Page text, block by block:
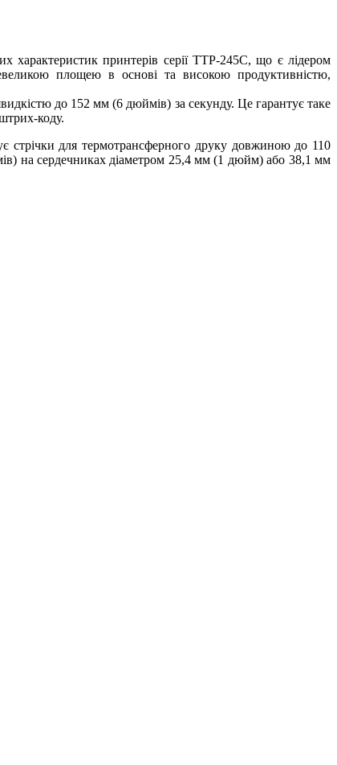
характеристик принтерів серії TTP-245C, що є лідером
площею в основі та високою продуктивністю,
до 152 мм (6 дюймів) за секунду. Це гарантує таке
коду.
стрічки для термотрансферного друку довжиною до 110
на сердечниках діаметром 25,4 мм (1 дюйм) або 38,1 мм